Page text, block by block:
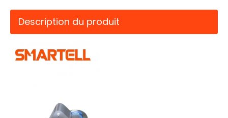
Description du produit